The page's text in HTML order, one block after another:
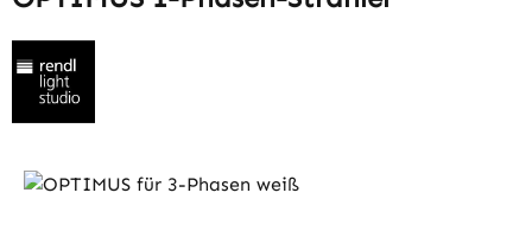
Bildergalerie überspringen